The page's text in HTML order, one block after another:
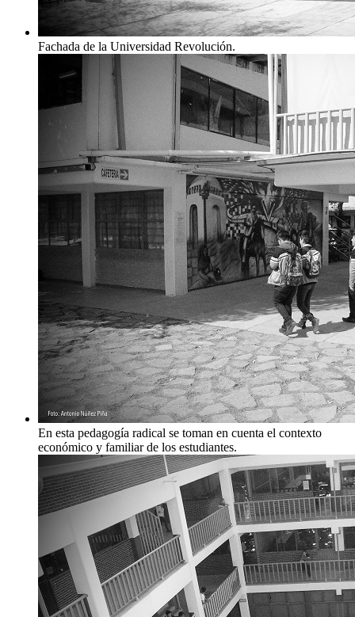
Fachada de la Universidad Revolución.
En esta pedagogía radical se toman en cuenta el contexto
económico y familiar de los estudiantes.